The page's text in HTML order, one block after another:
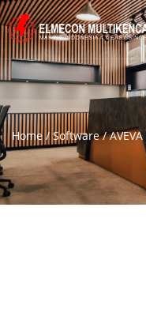
Home/Software/